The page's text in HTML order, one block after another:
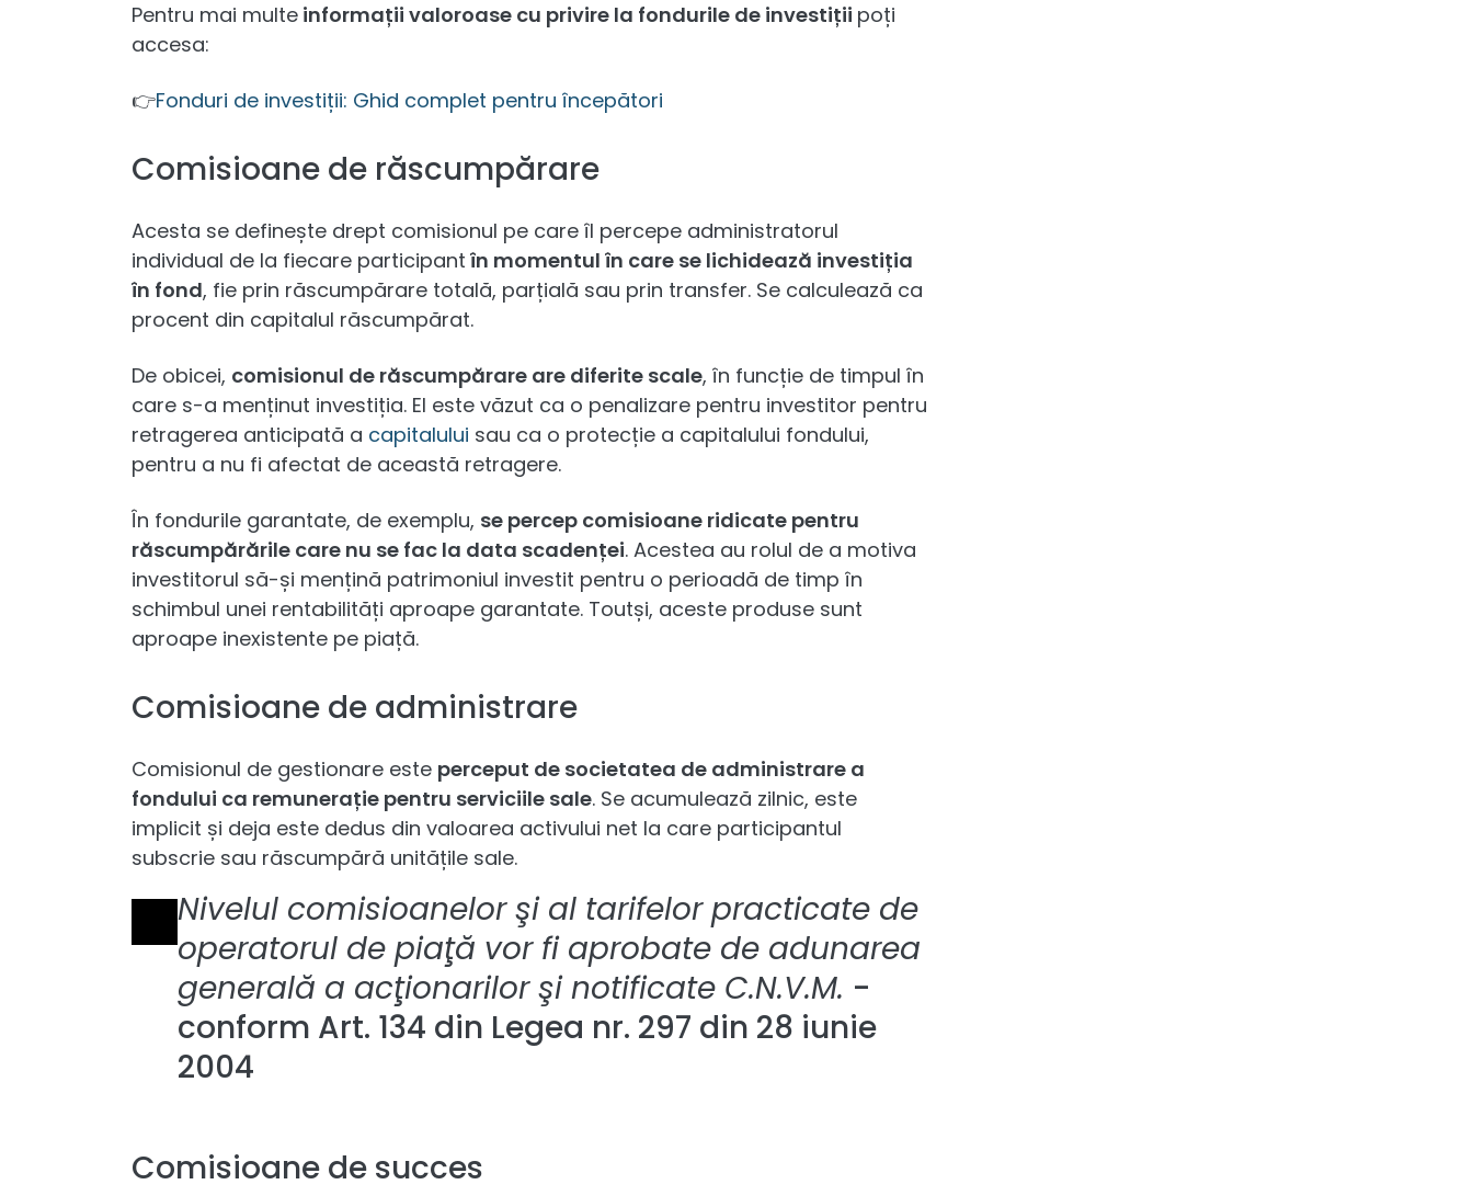
Pentru mai multe informații valoroase cu privire la fondurile de investiții poți
accesa:
👉Fonduri de investiții: Ghid complet pentru începători
Comisioane de răscumpărare
Acesta se definește drept comisionul pe care îl percepe administratorul
individual de la fiecare participant în momentul în care se lichidează investiția
în fond, fie prin răscumpărare totală, parțială sau prin transfer. Se calculează ca
procent din capitalul răscumpărat.
De obicei, comisionul de răscumpărare are diferite scale, în funcție de timpul în
care s-a menținut investiția. El este văzut ca o penalizare pentru investitor pentru
retragerea anticipată a capitalului sau ca o protecție a capitalului fondului,
pentru a nu fi afectat de această retragere.
În fondurile garantate, de exemplu, se percep comisioane ridicate pentru
răscumpărările care nu se fac la data scadenței. Acestea au rolul de a motiva
investitorul să-și mențină patrimoniul investit pentru o perioadă de timp în
schimbul unei rentabilități aproape garantate. Toutși, aceste produse sunt
aproape inexistente pe piață.
Comisioane de administrare
Comisionul de gestionare este perceput de societatea de administrare a
fondului ca remunerație pentru serviciile sale. Se acumulează zilnic, este
implicit și deja este dedus din valoarea activului net la care participantul
subscrie sau răscumpără unitățile sale.
Nivelul comisioanelor şi al tarifelor practicate de
operatorul de piaţă vor fi aprobate de adunarea
generală a acţionarilor şi notificate C.N.V.M. -
conform Art. 134 din Legea nr. 297 din 28 iunie
2004
Comisioane de succes